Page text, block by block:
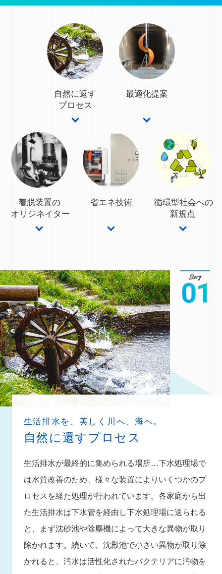
自然に返す
プロセス
最適化提案
着脱装置の
オリジネイター
省エネ技術
循環型社会への
新規点
生活排水を、美しく川へ、海へ。
自然に還すプロセス
生活排水が最終的に集められる場所…下水処理場で
は水質改善のため、様々な装置によりいくつかのプ
ロセスを経た処理が行われています。各家庭から出
た生活排水は下水管を経由し下水処理場に送られる
と、まず沈砂池や除塵機によって大きな異物が取り
除かれます。続いて、沈殿池で小さい異物が取り除
かれると、汚水は活性化されたバクテリアに汚物を